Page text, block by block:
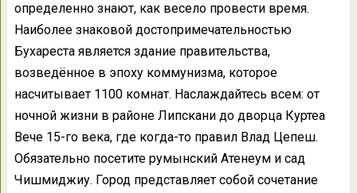
определенно знают, как весело провести время.
Наиболее знаковой достопримечательностью
Бухареста является здание правительства,
возведённое в эпоху коммунизма, которое
насчитывает 1100 комнат. Наслаждайтесь всем: от
ночной жизни в районе Липскани до дворца Куртеа
Вече 15-го века, где когда-то правил Влад Цепеш.
Обязательно посетите румынский Атенеум и сад
Чишмиджиу. Город представляет собой сочетание